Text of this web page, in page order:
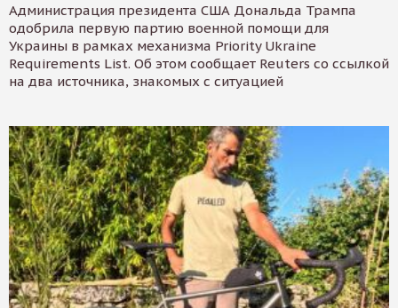
Администрация президента США Дональда Трампа
одобрила первую партию военной помощи для
Украины в рамках механизма Priority Ukraine
Requirements List. Об этом сообщает Reuters со ссылкой
на два источника, знакомых с ситуацией